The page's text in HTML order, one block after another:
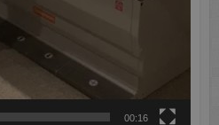
00:16